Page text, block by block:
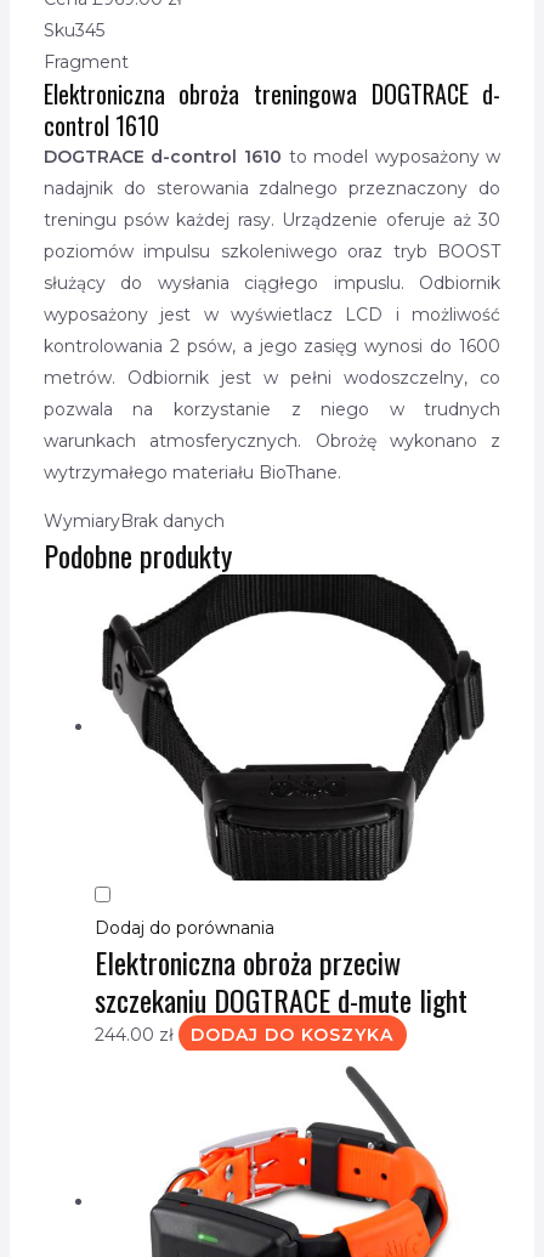
Sku345
Fragment
Elektroniczna obroża treningowa DOGTRACE d-
control 1610
DOGTRACE d-control 1610 to model wyposażony w
nadajnik do sterowania zdalnego przeznaczony do
treningu psów każdej rasy. Urządzenie oferuje aż 30
poziomów impulsu szkoleniwego oraz tryb BOOST
służący do wysłania ciągłego impuslu. Odbiornik
wyposażony jest w wyświetlacz LCD i możliwość
kontrolowania 2 psów, a jego zasięg wynosi do 1600
metrów. Odbiornik jest w pełni wodoszczelny, co
pozwala na korzystanie z niego w trudnych
warunkach atmosferycznych. Obrożę wykonano z
wytrzymałego materiału BioThane.
WymiaryBrak danych
Podobne produkty
Dodaj do porównania
Elektroniczna obroża przeciw
szczekaniu DOGTRACE d-mute light
244.00 zł DODAJ DO KOSZYKA